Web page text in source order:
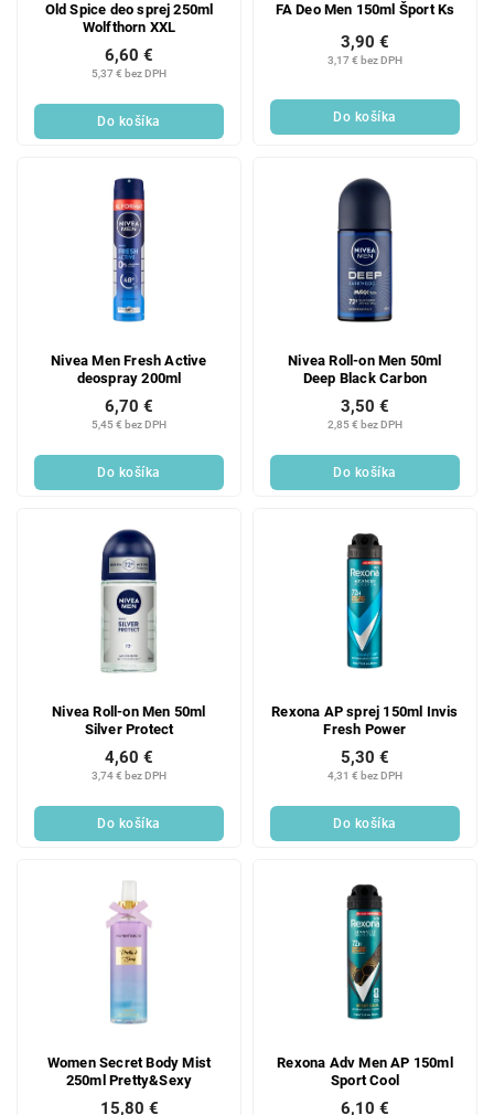
Old Spice deo sprej 250ml
Wolfthorn XXL
5,37 € bez DPH
6,60 €
Do košíka
FA Deo Men 150ml Šport Ks
3,17 € bez DPH
3,90 €
Do košíka
Nivea Men Fresh Active
deospray 200ml
5,45 € bez DPH
6,70 €
Do košíka
Nivea Roll-on Men 50ml
Deep Black Carbon
2,85 € bez DPH
3,50 €
Do košíka
Nivea Roll-on Men 50ml
Silver Protect
3,74 € bez DPH
4,60 €
Do košíka
Rexona AP sprej 150ml Invis
Fresh Power
4,31 € bez DPH
5,30 €
Do košíka
Women Secret Body Mist
250ml Pretty&Sexy
15,80 €
Rexona Adv Men AP 150ml
Sport Cool
6,10 €